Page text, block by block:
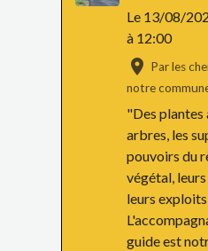
Le 13/08/
à 12:00
Par les
notre commune
"Des plantes
arbres, les
pouvoirs du
végétal,
leurs exploits
guide est